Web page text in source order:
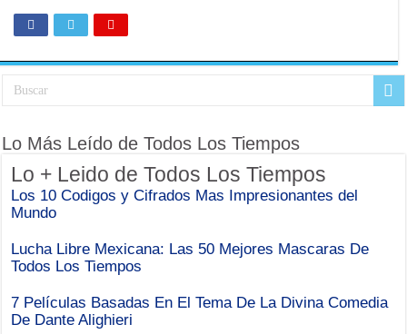
Lo Más Leído de Todos Los Tiempos
Lo + Leido de Todos Los Tiempos
Los 10 Codigos y Cifrados Mas Impresionantes del
Mundo
Lucha Libre Mexicana: Las 50 Mejores Mascaras De
Todos Los Tiempos
7 Películas Basadas En El Tema De La Divina Comedia
De Dante Alighieri